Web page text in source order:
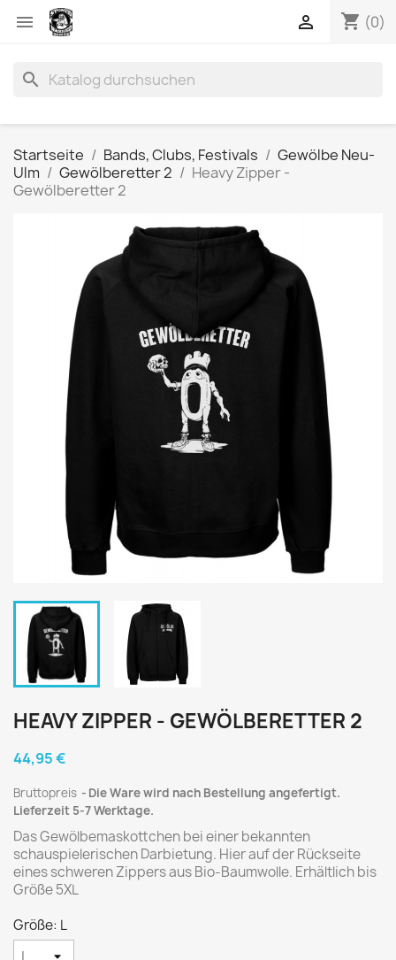
 shopping_cart (0)

search
Startseite Bands, Clubs, Festivals
Gewölbe Neu-
Ulm
Gewölberetter 2
Heavy Zipper -
Gewölberetter 2
HEAVY ZIPPER - GEWÖLBERETTER 2
44,95 €
Bruttopreis
Die Ware wird nach Bestellung angefertigt.
Lieferzeit 5-7 Werktage.
Das Gewölbemaskottchen bei einer bekannten
schauspielerischen Darbietung. Hier auf der Rückseite
eines schweren Zippers aus Bio-Baumwolle. Erhältlich bis
Größe 5XL
Größe: L